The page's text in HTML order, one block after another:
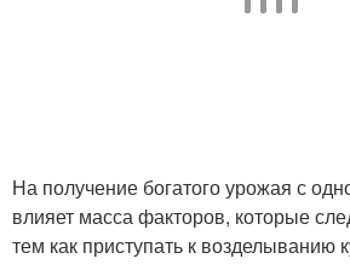
На получение богатого урожая с
влияет масса факторов, которые
тем как приступать к возделыванию